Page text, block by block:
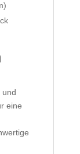
und
eine